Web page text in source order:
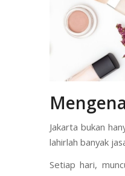
Jakarta bukan
lahirlah banyak
Setiap hari,